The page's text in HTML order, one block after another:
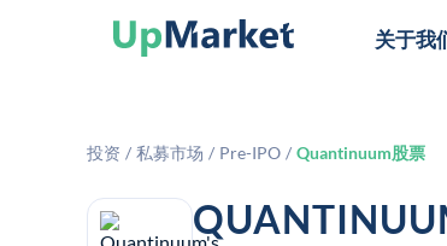
关于我
投资 / 私募市场 / Pre-IPO / Quantinuum股票